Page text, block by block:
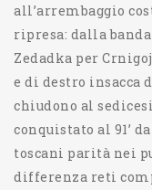
all’arrembaggio
ripresa: dalla
Zedadka per
e di destro insacca
chiudono al
conquistato al 91’
toscani parità nei
differenza reti